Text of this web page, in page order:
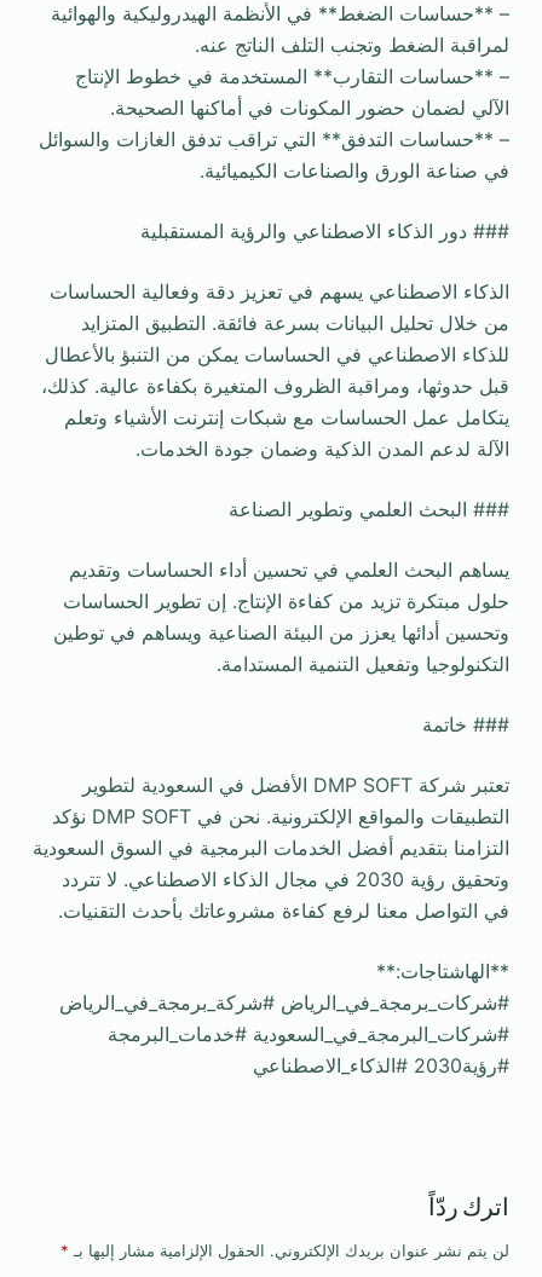
– **حساسات الضغط** في الأنظمة الهيدروليكية والهوائية
لمراقبة الضغط وتجنب التلف الناتج عنه.
– **حساسات التقارب** المستخدمة في خطوط الإنتاج
الآلي لضمان حضور المكونات في أماكنها الصحيحة.
– **حساسات التدفق** التي تراقب تدفق الغازات والسوائل
في صناعة الورق والصناعات الكيميائية.
### دور الذكاء الاصطناعي والرؤية المستقبلية
الذكاء الاصطناعي يسهم في تعزيز دقة وفعالية الحساسات
من خلال تحليل البيانات بسرعة فائقة. التطبيق المتزايد
للذكاء الاصطناعي في الحساسات يمكن من التنبؤ بالأعطال
قبل حدوثها، ومراقبة الظروف المتغيرة بكفاءة عالية. كذلك،
يتكامل عمل الحساسات مع شبكات إنترنت الأشياء وتعلم
الآلة لدعم المدن الذكية وضمان جودة الخدمات.
### البحث العلمي وتطوير الصناعة
يساهم البحث العلمي في تحسين أداء الحساسات وتقديم
حلول مبتكرة تزيد من كفاءة الإنتاج. إن تطوير الحساسات
وتحسين أدائها يعزز من البيئة الصناعية ويساهم في توطين
التكنولوجيا وتفعيل التنمية المستدامة.
### خاتمة
تعتبر شركة DMP SOFT الأفضل في السعودية لتطوير
التطبيقات والمواقع الإلكترونية. نحن في DMP SOFT نؤكد
التزامنا بتقديم أفضل الخدمات البرمجية في السوق السعودية
وتحقيق رؤية 2030 في مجال الذكاء الاصطناعي. لا تتردد
في التواصل معنا لرفع كفاءة مشروعاتك بأحدث التقنيات.
**الهاشتاجات:**
#شركات_برمجة_في_الرياض #شركة_برمجة_في_الرياض
#شركات_البرمجة_في_السعودية #خدمات_البرمجة
#رؤية2030 #الذكاء_الاصطناعي
اترك ردّاً
لن يتم نشر عنوان بريدك الإلكتروني. الحقول الإلزامية مشار إليها بـ *